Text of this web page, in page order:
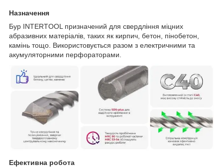
Назначення
Бур INTERTOOL призначений для свердління міцних
абразивних матеріалів, таких як кирпич, бетон, пінобетон,
камінь тощо. Використовується разом з електричними та
акумуляторними перфораторами.
Ефективна робота